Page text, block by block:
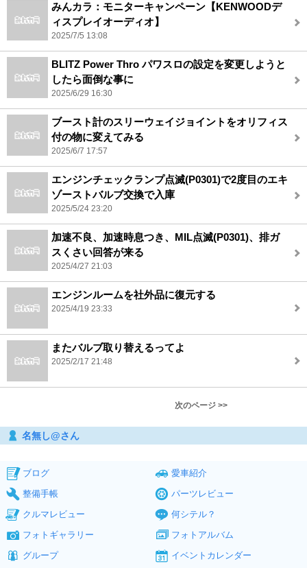
みんカラ：モニターキャンペーン【KENWOODデ
ィスプレイオーディオ】
2025/7/5 13:08
BLITZ Power Thro パワスロの設定を変更しようと
したら面倒な事に
2025/6/29 16:30
ブースト計のスリーウェイジョイントをオリフィス
付の物に変えてみる
2025/6/7 17:57
エンジンチェックランプ点滅(P0301)で2度目のエキ
ゾーストバルブ交換で入庫
2025/5/24 23:20
加速不良、加速時息つき、MIL点滅(P0301)、排ガ
スくさい回答が来る
2025/4/27 21:03
エンジンルームを社外品に復元する
2025/4/19 23:33
またバルブ取り替えるってよ
2025/2/17 21:48
次のページ >>
名無し@さん
ブログ
愛車紹介
整備手帳
パーツレビュー
クルマレビュー
何シテル？
フォトギャラリー
フォトアルバム
グループ
イベントカレンダー